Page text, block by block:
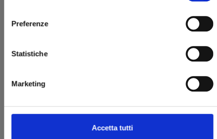
Preferenze
Statistiche
Marketing
Accetta tutti